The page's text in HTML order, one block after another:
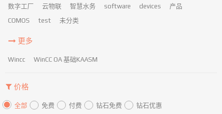
数字工厂
云物联 智慧水务 software devices
产品
COMOS
test 未分类
更多
Wincc WinCC OA 基础KAASM
价格
全部 免费 付费 钻石免费 钻石优惠